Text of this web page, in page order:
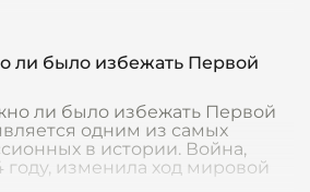
ли было избежать Первой
ли было избежать Первой
одним из самых
в истории. Война,
году, изменила ход мировой